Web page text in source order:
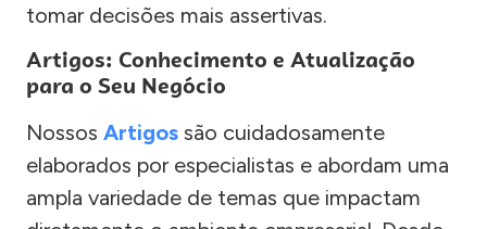
tomar decisões mais assertivas.
Artigos: Conhecimento e Atualização
para o Seu Negócio
Nossos Artigos são cuidadosamente
elaborados por especialistas e abordam uma
ampla variedade de temas que impactam